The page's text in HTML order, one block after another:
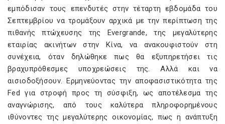
εμπόδισαν τους επενδυτές στην τέταρτη εβδομάδα του
Σεπτεμβρίου να τρομάξουν αρχικά με την περίπτωση της
πιθανής πτώχευσης της Evergrande, της μεγαλύτερης
εταιρίας ακινήτων στην Κίνα, να ανακουφιστούν στη
συνέχεια, όταν δηλώθηκε πως θα εξυπηρετήσει τις
βραχυπρόθεσμες υποχρεώσεις της. Αλλά και να
αισιοδοξήσουν. Ερμηνεύοντας την αποφασιστικότητα της
Fed για στροφή προς τη σύσφιξη, ως αποτέλεσμα της
αναγνώρισης, από τους καλύτερα πληροφορημένους
ιθύνοντες της μεγαλύτερης οικονομίας, πως η ανάπτυξη